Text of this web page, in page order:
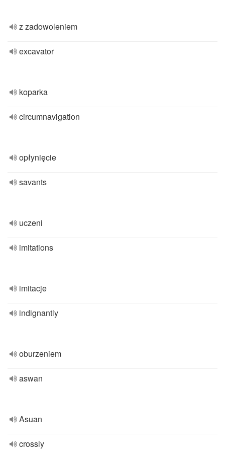
z zadowoleniem
excavator
koparka
circumnavigation
opłynięcie
savants
uczeni
imitations
imitacje
indignantly
oburzeniem
aswan
Asuan
crossly